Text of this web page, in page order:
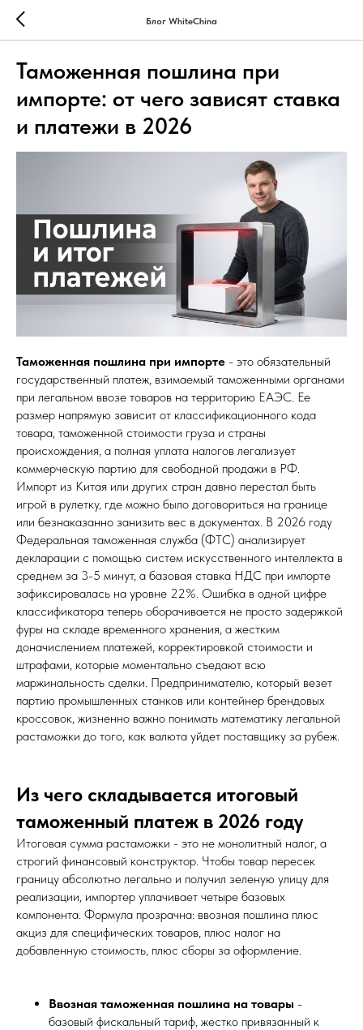
Блог WhiteChina
Таможенная пошлина при
импорте: от чего зависят ставка
и платежи в 2026
Таможенная пошлина при импорте - это обязательный
государственный платеж, взимаемый таможенными органами
при легальном ввозе товаров на территорию ЕАЭС. Ее
размер напрямую зависит от классификационного кода
товара, таможенной стоимости груза и страны
происхождения, а полная уплата налогов легализует
коммерческую партию для свободной продажи в РФ.
Импорт из Китая или других стран давно перестал быть
игрой в рулетку, где можно было договориться на границе
или безнаказанно занизить вес в документах. В 2026 году
Федеральная таможенная служба (ФТС) анализирует
декларации с помощью систем искусственного интеллекта в
среднем за 3-5 минут, а базовая ставка НДС при импорте
зафиксировалась на уровне 22%. Ошибка в одной цифре
классификатора теперь оборачивается не просто задержкой
фуры на складе временного хранения, а жестким
доначислением платежей, корректировкой стоимости и
штрафами, которые моментально съедают всю
маржинальность сделки. Предпринимателю, который везет
партию промышленных станков или контейнер брендовых
кроссовок, жизненно важно понимать математику легальной
растаможки до того, как валюта уйдет поставщику за рубеж.
Из чего складывается итоговый
таможенный платеж в 2026 году
Итоговая сумма растаможки - это не монолитный налог, а
строгий финансовый конструктор. Чтобы товар пересек
границу абсолютно легально и получил зеленую улицу для
реализации, импортер уплачивает четыре базовых
компонента. Формула прозрачна: ввозная пошлина плюс
акциз для специфических товаров, плюс налог на
добавленную стоимость, плюс сборы за оформление.
Ввозная таможенная пошлина на товары -
базовый фискальный тариф, жестко привязанный к